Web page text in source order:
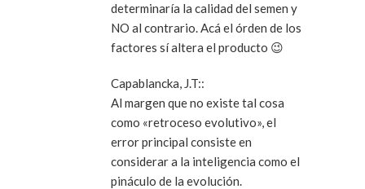
determinaría la calidad del semen y
NO al contrario. Acá el órden de los
factores sí altera el producto 😉
Capablancka, J.T::
Al margen que no existe tal cosa
como «retroceso evolutivo», el
error principal consiste en
considerar a la inteligencia como el
pináculo de la evolución.